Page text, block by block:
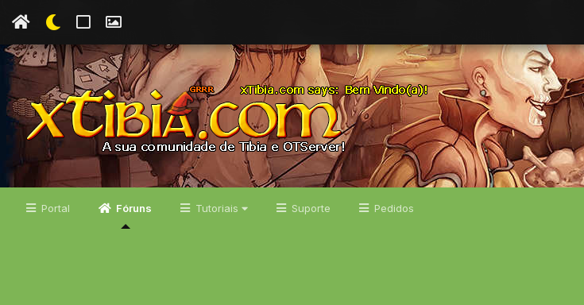
Portal Fóruns Tutoriais Suporte Pedidos